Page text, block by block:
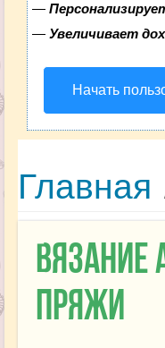
—
— Увеличивает
Начать
Главная
Вязание
пряжи